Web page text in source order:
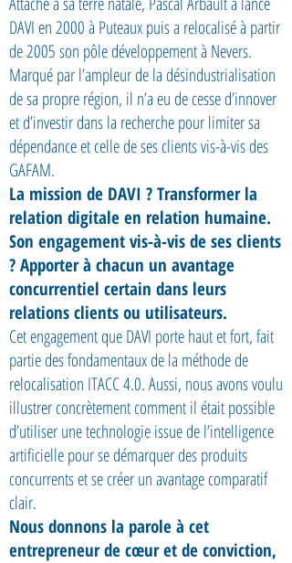
DAVI en 2000 à Puteaux puis a relocalisé à partir
de 2005 son pôle développement à Nevers.
Marqué par l’ampleur de la désindustrialisation
de sa propre région, il n’a eu de cesse d’innover
et d’investir dans la recherche pour limiter sa
dépendance et celle de ses clients vis-à-vis des
GAFAM.
La mission de DAVI ? Transformer la
relation digitale en relation humaine.
Son engagement vis-à-vis de ses clients
? Apporter à chacun un avantage
concurrentiel certain dans leurs
relations clients ou utilisateurs.
Cet engagement que DAVI porte haut et fort, fait
partie des fondamentaux de la méthode de
relocalisation ITACC 4.0. Aussi, nous avons voulu
illustrer concrètement comment il était possible
d’utiliser une technologie issue de l’intelligence
artificielle pour se démarquer des produits
concurrents et se créer un avantage comparatif
clair.
Nous donnons la parole à cet
entrepreneur de cœur et de conviction,